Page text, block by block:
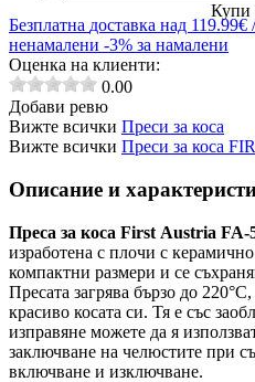
Купи
Безплатна доставка над 119.99€
ненамалени -3% за намалени
Оценка на клиенти:
0.00
Добави ревю
Вижте всички Преси за коса
Вижте всички Преси за коса
Описание и
Преса за коса First Аustria FA-
изработена с плочи с
компактни размери и се
Пресата загрява бързо до
красиво косата си. Тя е със
изправяне можете да я
заключване на челюстите при
включване и изключване.